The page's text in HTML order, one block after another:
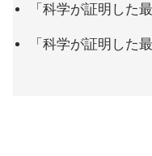
「科学が証明した
「科学が証明した